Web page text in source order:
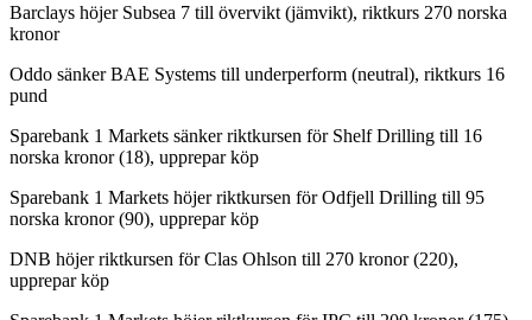
Barclays höjer Subsea 7 till övervikt (jämvikt), riktkurs 270 norska
kronor
Oddo sänker BAE Systems till underperform (neutral), riktkurs 16
pund
Sparebank 1 Markets sänker riktkursen för Shelf Drilling till 16
norska kronor (18), upprepar köp
Sparebank 1 Markets höjer riktkursen för Odfjell Drilling till 95
norska kronor (90), upprepar köp
DNB höjer riktkursen för Clas Ohlson till 270 kronor (220),
upprepar köp